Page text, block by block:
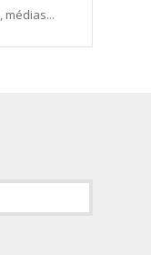
médias...